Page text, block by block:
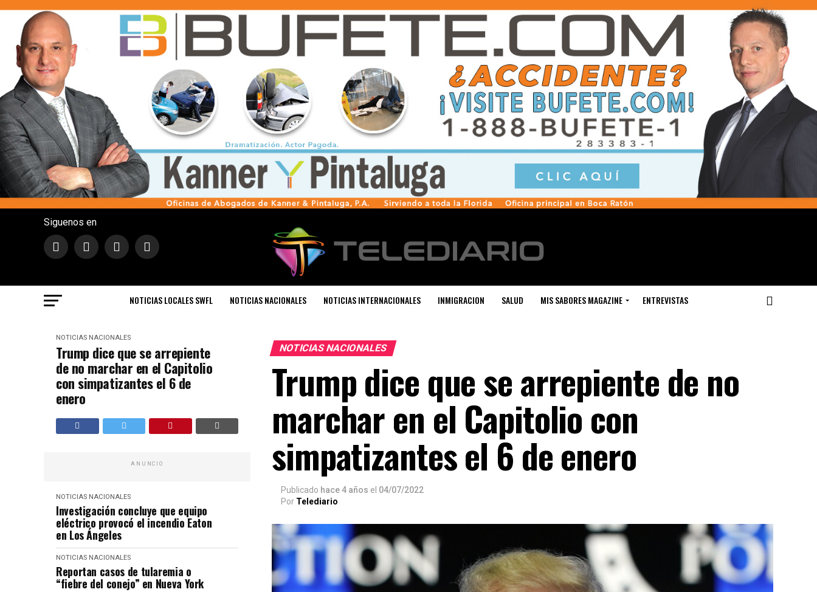
Siguenos en
NOTICIAS LOCALES SWFL NOTICIAS NACIONALES NOTICIAS INTERNACIONALES INMIGRACION SALUD MIS SABORES MAGAZINE ENTREVISTAS
NOTICIAS NACIONALES
Trump dice que se arrepiente
de no marchar en el Capitolio
con simpatizantes el 6 de
enero
ANUNCIO
NOTICIAS NACIONALES
Investigación concluye que equipo
eléctrico provocó el incendio Eaton
en Los Ángeles
NOTICIAS NACIONALES
Reportan casos de tularemia o
“fiebre del conejo” en Nueva York
NOTICIAS NACIONALES
Trump dice que se arrepiente de no
marchar en el Capitolio con
simpatizantes el 6 de enero
Publicado hace 4 años el 04/07/2022
Por Telediario